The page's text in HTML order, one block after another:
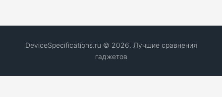
DeviceSpecifications.ru © 2026. Лучшие сравнения
гаджетов